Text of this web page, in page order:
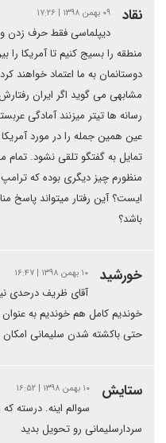
نقاد ۰۹ بهمن ۱۳۹۸ | ۱۷:۲۶
دیپلماسی فقط حرف زدن
منطقه را بسیج کنیم تا آمریکا را
دوستانمان به ما اعتماد خواهند
مشابهی می گوید اگر ایران
رسانه ها تیتر میزنند آمادگی
عین همین جمله را در مورد آمریکا
تمایل به گفتگو تلقی نشود.
منظورم چیز دیگری بوده که ترامپ
ایست؟ آین رفتار میتواند پاسخ
باشد؟
خورشید ۱۰ بهمن ۱۳۹۸ | ۱۶:۴۷
آقای ظریف درحدی
خوندیم کامل هم خوندیم به
حتی باکشته شدن سلیمانی
ستایش ۱۰ بهمن ۱۳۹۸ | ۱۶:۵۲
سردارسلیمانی رو تحویل بدید